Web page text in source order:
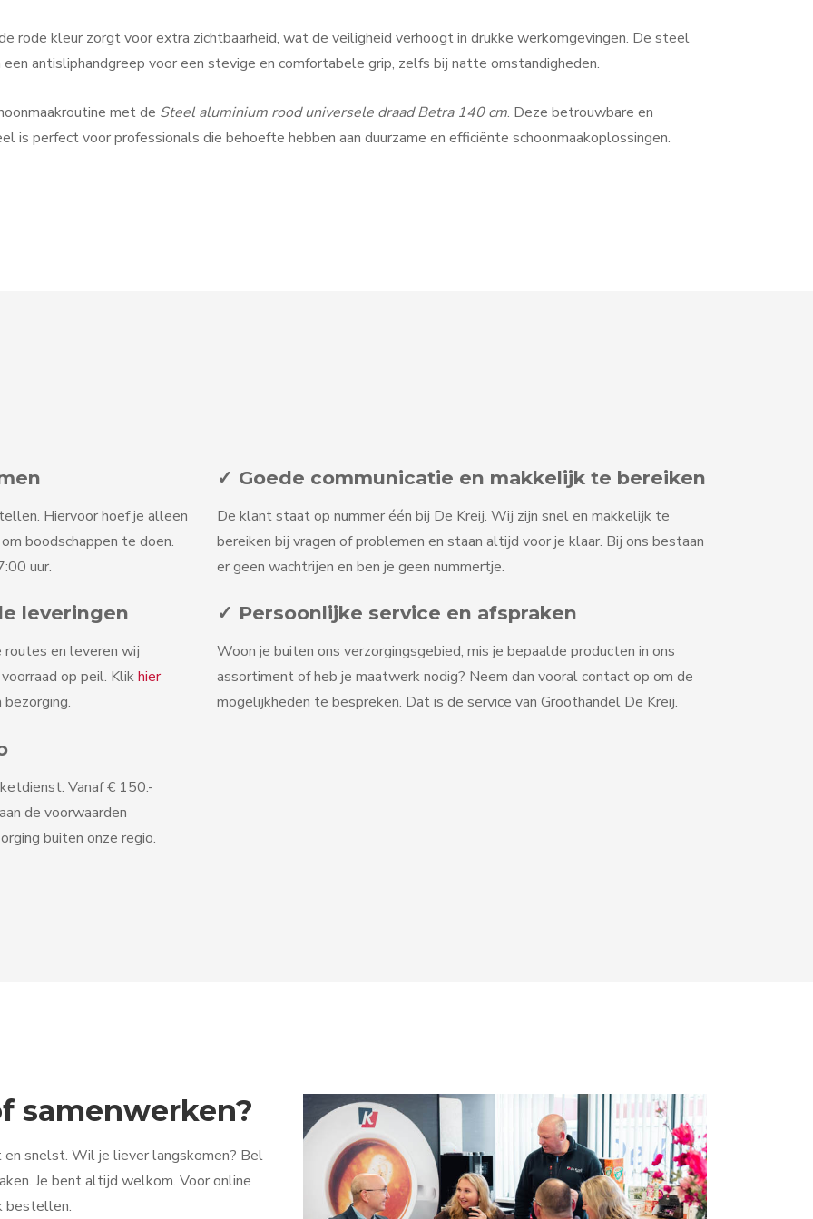
rode kleur zorgt voor extra zichtbaarheid, wat de veiligheid verhoogt in drukke werkomgevingen. De steel
een antisliphandgreep voor een stevige en comfortabele grip, zelfs bij natte omstandigheden.
met de Steel aluminium rood universele draad Betra 140 cm. Deze betrouwbare en
is perfect voor professionals die behoefte hebben aan duurzame en efficiënte schoonmaakoplossingen.
Hiervoor hoef je alleen
boodschappen te doen.
uur.
leveringen
routes en leveren wij
op peil. Klikhier
Vanaf € 150.-
de voorwaarden
buiten onze regio.
✓ Goede communicatie en makkelijk te bereiken
De klant staat op nummer één bij De Kreij. Wij zijn snel en makkelijk te
bereiken bij vragen of problemen en staan altijd voor je klaar. Bij ons bestaan
er geen wachtrijen en ben je geen nummertje.
✓ Persoonlijke service en afspraken
Woon je buiten ons verzorgingsgebied, mis je bepaalde producten in ons
assortiment of heb je maatwerk nodig? Neem dan vooral contact op om de
mogelijkheden te bespreken. Dat is de service van Groothandel De Kreij.
samenwerken?
snelst. Wil je liever langskomen? Bel
Je bent altijd welkom. Voor online
bestellen.